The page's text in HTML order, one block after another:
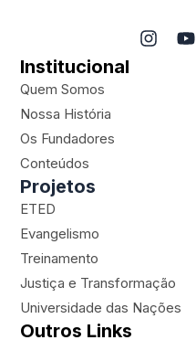
I
n
Y
o
Institucional
Quem Somos
Nossa História
Os Fundadores
Conteúdos
Projetos
ETED
Evangelismo
Treinamento
Justiça e Transformação
Universidade das Nações
Outros Links